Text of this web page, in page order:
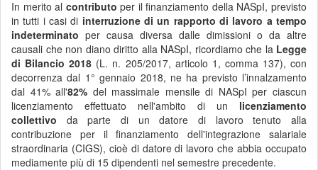
In merito al contributo per il finanziamento della NASpI, previsto
in tutti i casi di interruzione di un rapporto di lavoro a tempo
indeterminato per causa diversa dalle dimissioni o da altre
causali che non diano diritto alla NASpI, ricordiamo che la Legge
di Bilancio 2018 (L. n. 205/2017, articolo 1, comma 137), con
decorrenza dal 1° gennaio 2018, ne ha previsto l’innalzamento
dal 41% all'82% del massimale mensile di NASpI per ciascun
licenziamento effettuato nell'ambito di un licenziamento
collettivo da parte di un datore di lavoro tenuto alla
contribuzione per il finanziamento dell'integrazione salariale
straordinaria (CIGS), cioè di datore di lavoro che abbia occupato
mediamente più di 15 dipendenti nel semestre precedente.